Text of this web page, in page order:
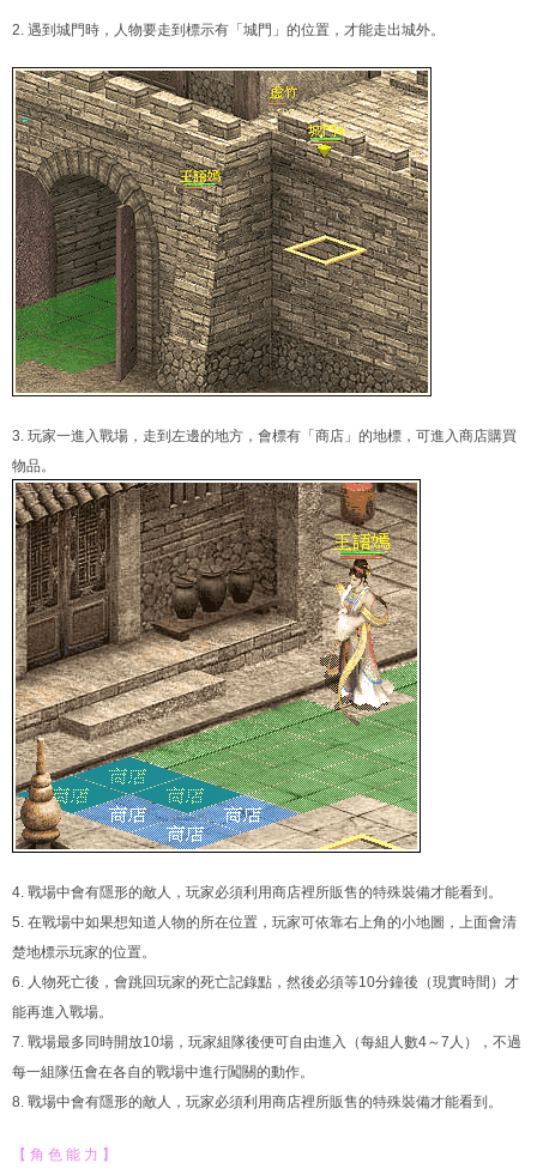
2. 遇到城門時，人物要走到標示有「城門」的位置，才能走出城外。
3. 玩家一進入戰場，走到左邊的地方，會標有「商店」的地標，可進入商店購買
物品。
4. 戰場中會有隱形的敵人，玩家必須利用商店裡所販售的特殊裝備才能看到。
5. 在戰場中如果想知道人物的所在位置，玩家可依靠右上角的小地圖，上面會清
楚地標示玩家的位置。
6. 人物死亡後，會跳回玩家的死亡記錄點，然後必須等10分鐘後（現實時間）才
能再進入戰場。
7. 戰場最多同時開放10場，玩家組隊後便可自由進入（每組人數4～7人），不過
每一組隊伍會在各自的戰場中進行闖關的動作。
8. 戰場中會有隱形的敵人，玩家必須利用商店裡所販售的特殊裝備才能看到。
【 角 色 能 力 】